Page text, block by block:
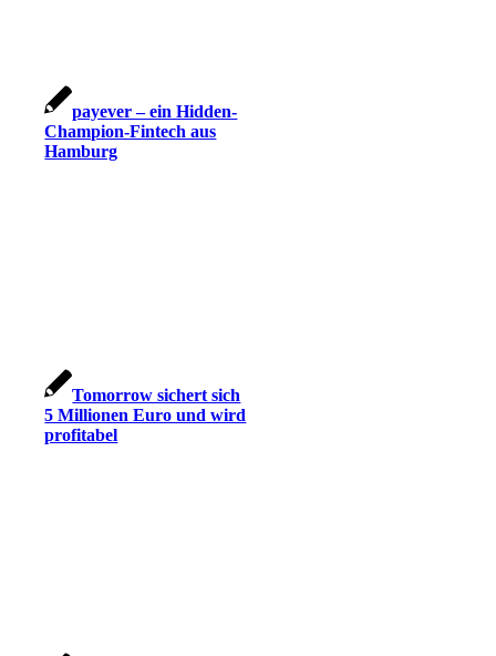
payever – ein Hidden-
Champion-Fintech aus
Hamburg
Tomorrow sichert sich
5 Millionen Euro und wird
profitabel